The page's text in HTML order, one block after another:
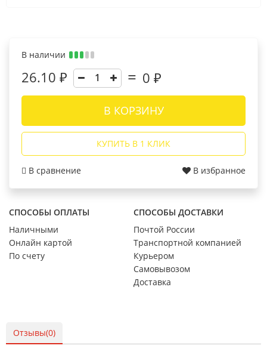
В наличии
26.10 ₽ 0 ₽
В КОРЗИНУ
КУПИТЬ В 1 КЛИК
В сравнение В избранное
СПОСОБЫ ОПЛАТЫ
Наличными
Онлайн картой
По счету
СПОСОБЫ ДОСТАВКИ
Почтой России
Транспортной компанией
Курьером
Самовывозом
Доставка
Отзывы(0)